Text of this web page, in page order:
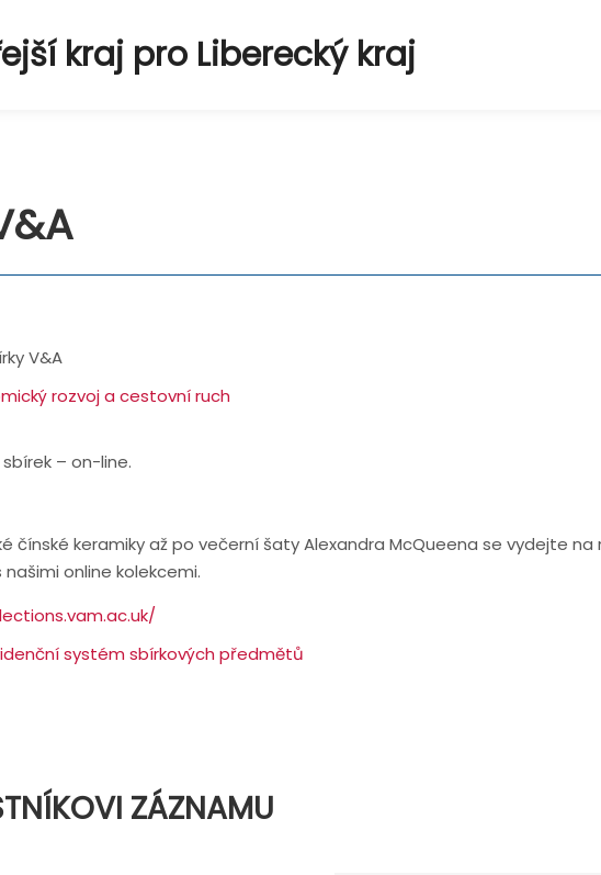
kraj pro Liberecký kraj
V&A
rozvoj a cestovní ruch
– on-line.
čínské keramiky až po večerní šaty Alexandra McQueena se vydejte
online kolekcemi.
systém sbírkových předmětů
ZÁZNAMU